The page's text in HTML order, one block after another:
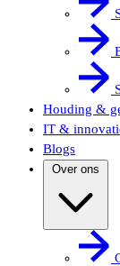
Houding &
IT &
Blogs
Over ons